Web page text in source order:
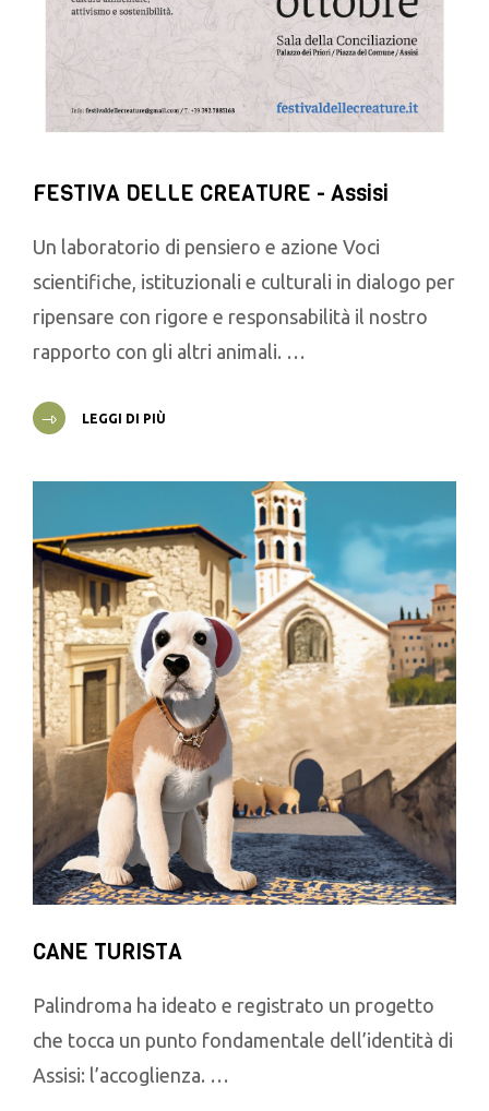
FESTIVA DELLE CREATURE - Assisi
Un laboratorio di pensiero e azione Voci
scientifiche, istituzionali e culturali in dialogo per
ripensare con rigore e responsabilità il nostro
rapporto con gli altri animali. …
LEGGI DI PIÙ
CANE TURISTA
Palindroma ha ideato e registrato un progetto
che tocca un punto fondamentale dell’identità di
Assisi: l’accoglienza. …